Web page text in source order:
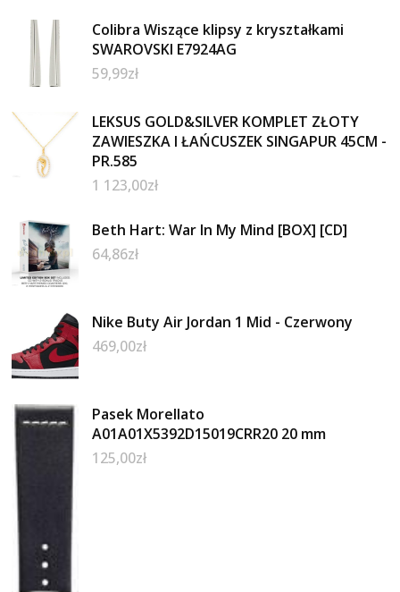
Colibra Wiszące klipsy z kryształkami
SWAROVSKI E7924AG
59,99zł
LEKSUS GOLD&SILVER KOMPLET ZŁOTY
ZAWIESZKA I ŁAŃCUSZEK SINGAPUR 45CM -
PR.585
1 123,00zł
Beth Hart: War In My Mind [BOX] [CD]
64,86zł
Nike Buty Air Jordan 1 Mid - Czerwony
469,00zł
Pasek Morellato
A01A01X5392D15019CRR20 20 mm
125,00zł